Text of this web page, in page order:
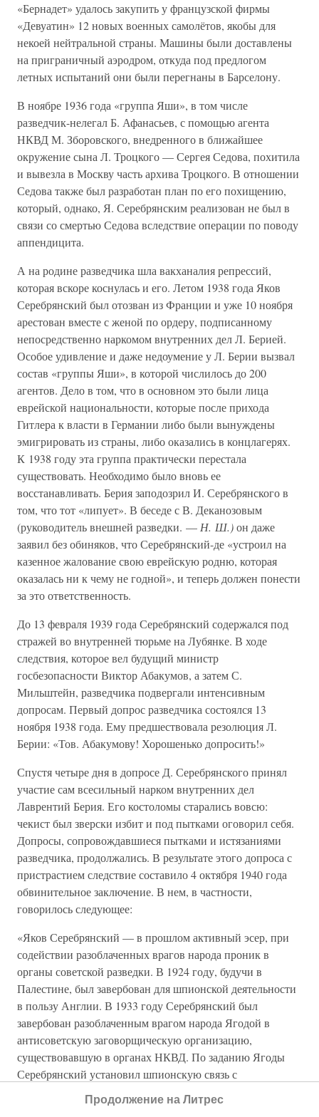
«Бернадет» удалось закупить у французской фирмы
«Девуатин» 12 новых военных самолётов, якобы для
некоей нейтральной страны. Машины были доставлены
на приграничный аэродром, откуда под предлогом
летных испытаний они были перегнаны в Барселону.
В ноябре 1936 года «группа Яши», в том числе
разведчик-нелегал Б. Афанасьев, с помощью агента
НКВД М. Зборовского, внедренного в ближайшее
окружение сына Л. Троцкого — Сергея Седова, похитила
и вывезла в Москву часть архива Троцкого. В отношении
Седова также был разработан план по его похищению,
который, однако, Я. Серебрянским реализован не был в
связи со смертью Седова вследствие операции по поводу
аппендицита.
А на родине разведчика шла вакханалия репрессий,
которая вскоре коснулась и его. Летом 1938 года Яков
Серебрянский был отозван из Франции и уже 10 ноября
арестован вместе с женой по ордеру, подписанному
непосредственно наркомом внутренних дел Л. Берией.
Особое удивление и даже недоумение у Л. Берии вызвал
состав «группы Яши», в которой числилось до 200
агентов. Дело в том, что в основном это были лица
еврейской национальности, которые после прихода
Гитлера к власти в Германии либо были вынуждены
эмигрировать из страны, либо оказались в концлагерях.
К 1938 году эта группа практически перестала
существовать. Необходимо было вновь ее
восстанавливать. Берия заподозрил И. Серебрянского в
том, что тот «липует». В беседе с В. Деканозовым
(руководитель внешней разведки. — Н. Ш.)он даже
заявил без обиняков, что Серебрянский-де «устроил на
казенное жалование свою еврейскую родню, которая
оказалась ни к чему не годной», и теперь должен понести
за это ответственность.
До 13 февраля 1939 года Серебрянский содержался под
стражей во внутренней тюрьме на Лубянке. В ходе
следствия, которое вел будущий министр
госбезопасности Виктор Абакумов, а затем С.
Мильштейн, разведчика подвергали интенсивным
допросам. Первый допрос разведчика состоялся 13
ноября 1938 года. Ему предшествовала резолюция Л.
Берии: «Тов. Абакумову! Хорошенько допросить!»
Спустя четыре дня в допросе Д. Серебрянского принял
участие сам всесильный нарком внутренних дел
Лаврентий Берия. Его костоломы старались вовсю:
чекист был зверски избит и под пытками оговорил себя.
Допросы, сопровождавшиеся пытками и истязаниями
разведчика, продолжались. В результате этого допроса с
пристрастием следствие составило 4 октября 1940 года
обвинительное заключение. В нем, в частности,
говорилось следующее:
«Яков Серебрянский — в прошлом активный эсер, при
содействии разоблаченных врагов народа проник в
органы советской разведки. В 1924 году, будучи в
Палестине, был завербован для шпионской деятельности
в пользу Англии. В 1933 году Серебрянский был
завербован разоблаченным врагом народа Ягодой в
антисоветскую заговорщическую организацию,
существовавшую в органах НКВД. По заданию Ягоды
Серебрянский установил шпионскую связь с
деятельности советской разведки за кордоном, добывал
Продолжение на Литрес